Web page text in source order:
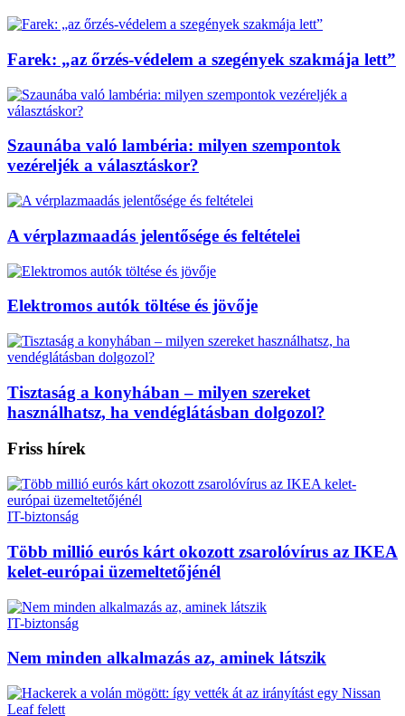
Farek: „az őrzés-védelem a szegények szakmája lett”
Szaunába való lambéria: milyen szempontok
vezéreljék a választáskor?
A vérplazmaadás jelentősége és feltételei
Elektromos autók töltése és jövője
Tisztaság a konyhában – milyen szereket
használhatsz, ha vendéglátásban dolgozol?
Friss hírek
IT-biztonság
Több millió eurós kárt okozott zsarolóvírus az IKEA
kelet-európai üzemeltetőjénél
IT-biztonság
Nem minden alkalmazás az, aminek látszik